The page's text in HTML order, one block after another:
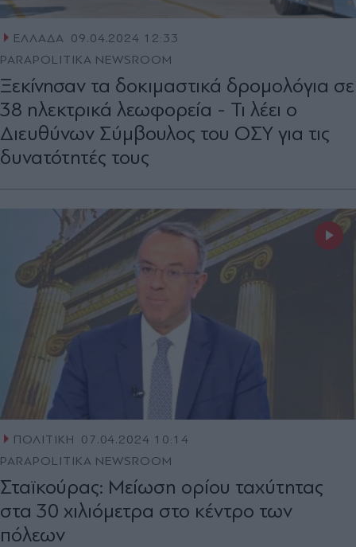
ΕΛΛΑΔΑ 09.04.2024 12:33
PARAPOLITIKA NEWSROOM
Ξεκίνησαν τα δοκιμαστικά δρομολόγια σε
38 ηλεκτρικά λεωφορεία - Τι λέει ο
Διευθύνων Σύμβουλος του ΟΣΥ για τις
δυνατότητές τους
ΠΟΛΙΤΙΚΗ
07.04.2024 10:14
PARAPOLITIKA NEWSROOM
Σταϊκούρας: Μείωση ορίου ταχύτητας
στα 30 χιλιόμετρα στο κέντρο των
πόλεων